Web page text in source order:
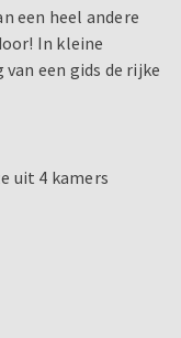
een heel andere
In kleine
een gids de rijke
uit 4 kamers